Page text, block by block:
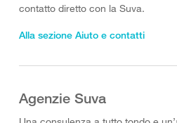
contatto diretto con la Suva.
Alla sezione Aiuto e contatti
Agenzie Suva